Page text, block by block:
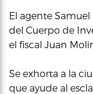
El agente
del Cuerpo de
el fiscal Juan
Se exhorta a la
que ayude al